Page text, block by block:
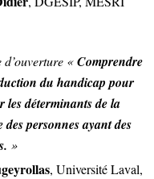
d’ouverture «Comprendre
du handicap pour
déterminants de la
personnes ayant des
»
, Université Laval,